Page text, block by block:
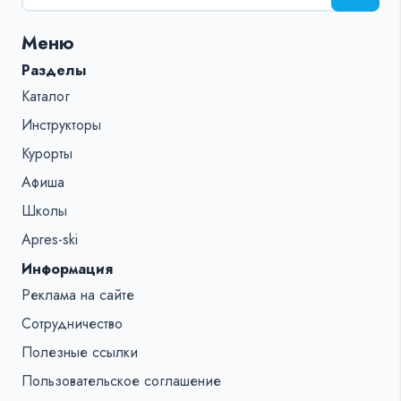
%s:
Меню
Разделы
Каталог
Инструкторы
Курорты
Афиша
Школы
Apres-ski
Информация
Реклама на сайте
Сотрудничество
Полезные ссылки
Пользовательское соглашение